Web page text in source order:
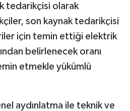
tedarikçisi olarak
son kaynak tedarikçisi
için temin ettiği elektrik
belirlenecek oranı
etmekle yükümlü
aydınlatma ile teknik ve